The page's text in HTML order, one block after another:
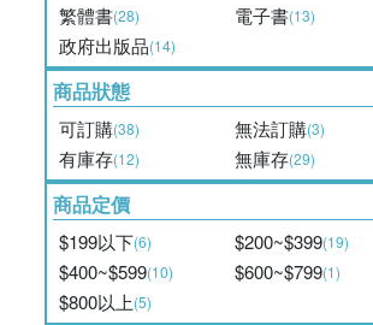
繁體書(28) 電子書(13)
政府出版品(14)
商品狀態
可訂購(38) 無法訂購(3)
有庫存(12) 無庫存(29)
商品定價
$199以下(6) $200~$399(19)
$400~$599(10) $600~$799(1)
$800以上(5)